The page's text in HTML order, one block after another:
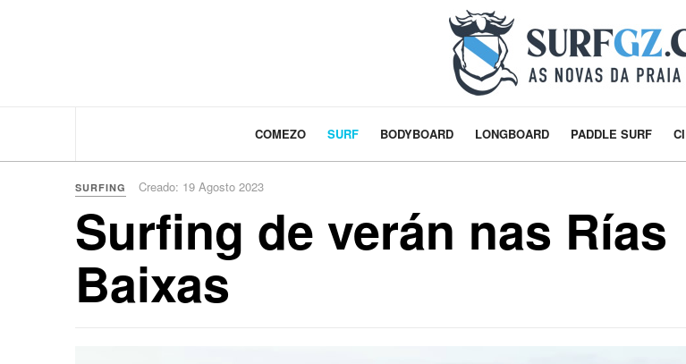
COMEZO SURF BODYBOARD LONGBOARD PADDLE SURF
SURFING Creado: 19 Agosto 2023
Surfing de verán nas Rías
Baixas